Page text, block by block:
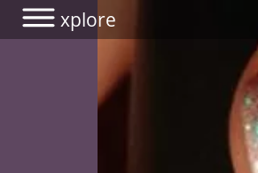
xplore